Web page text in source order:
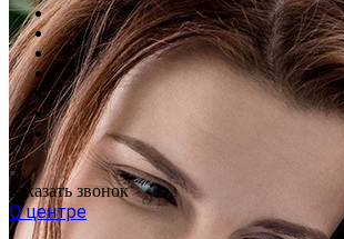
Заказать звонок
О центре